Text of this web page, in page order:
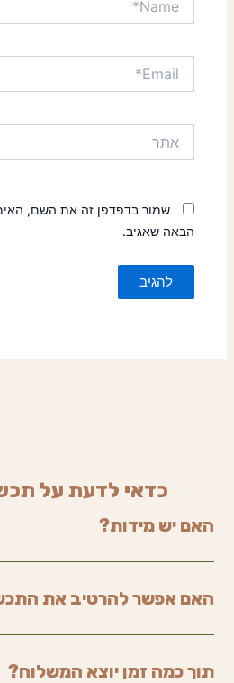
שמור בדפדפן זה את השם,
הבאה שאגיב.
כדאי לדעת על
האם יש מידות?
האם אפשר להרטיב את
תוך כמה זמן יוצא המשלוח?